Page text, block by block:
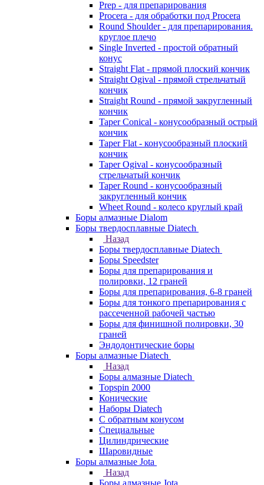
Prep - для препарирования
Procera - для обработки под Procera
Round Shoulder - для препарирования.
круглое плечо
Single Inverted - простой обратный
конус
Straight Flat - прямой плоский кончик
Straight Ogival - прямой стрельчатый
кончик
Straight Round - прямой закругленный
кончик
Taper Conical - конусообразный острый
кончик
Taper Flat - конусообразный плоский
кончик
Taper Ogival - конусообразный
стрельчатый кончик
Taper Round - конусообразный
закругленный кончик
Wheet Round - колесо круглый край
Боры алмазные Dialom
Боры твердосплавные Diatech
Назад
Боры твердосплавные Diatech
Боры Speedster
Боры для препарирования и
полировки, 12 граней
Боры для препарирования, 6-8 граней
Боры для тонкого препарирования с
рассеченной рабочей частью
Боры для финишной полировки, 30
граней
Эндодонтические боры
Боры алмазные Diatech
Назад
Боры алмазные Diatech
Topspin 2000
Конические
Наборы Diatech
С обратным конусом
Специальные
Цилиндрические
Шаровидные
Боры алмазные Jota
Назад
Боры алмазные Jota